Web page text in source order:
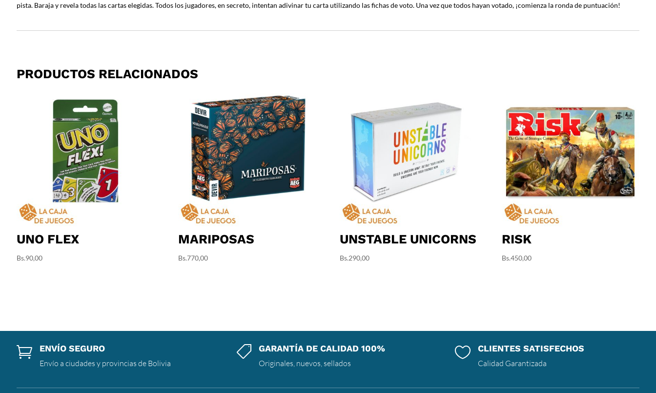
pista. Baraja y revela todas las cartas elegidas. Todos los jugadores, en secreto, intentan adivinar tu carta utilizando las fichas de voto. Una vez que todos hayan votado, ¡comienza la ronda de puntuación!
PRODUCTOS RELACIONADOS
UNO FLEX
Bs.90,00
MARIPOSAS
Bs.770,00
UNSTABLE UNICORNS
Bs.290,00
RISK
Bs.450,00
 ENVÍO SEGURO
Envío a ciudades y provincias de Bolivia
 GARANTÍA DE CALIDAD 100%
Originales, nuevos, sellados
 CLIENTES SATISFECHOS
Calidad Garantizada